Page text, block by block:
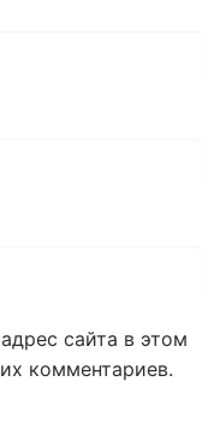
сайта в этом
комментариев.